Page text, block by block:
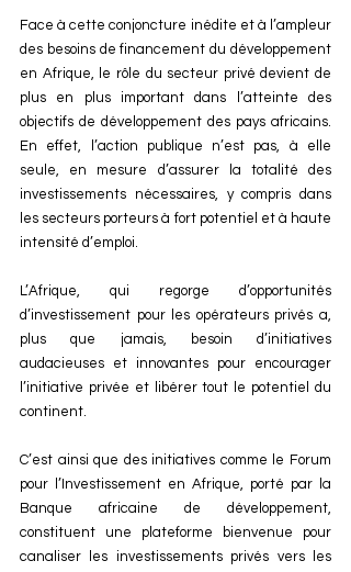
Face à cette conjoncture inédite et à l’ampleur
des besoins de financement du développement
en Afrique, le rôle du secteur privé devient de
plus en plus important dans l’atteinte des
objectifs de développement des pays africains.
En effet, l’action publique n’est pas, à elle
seule, en mesure d’assurer la totalité des
investissements nécessaires, y compris dans
les secteurs porteurs à fort potentiel et à haute
intensité d’emploi.
L’Afrique, qui regorge d’opportunités
d’investissement pour les opérateurs privés a,
plus que jamais, besoin d’initiatives
audacieuses et innovantes pour encourager
l’initiative privée et libérer tout le potentiel du
continent.
C’est ainsi que des initiatives comme le Forum
pour l’Investissement en Afrique, porté par la
Banque africaine de développement,
constituent une plateforme bienvenue pour
canaliser les investissements privés vers les